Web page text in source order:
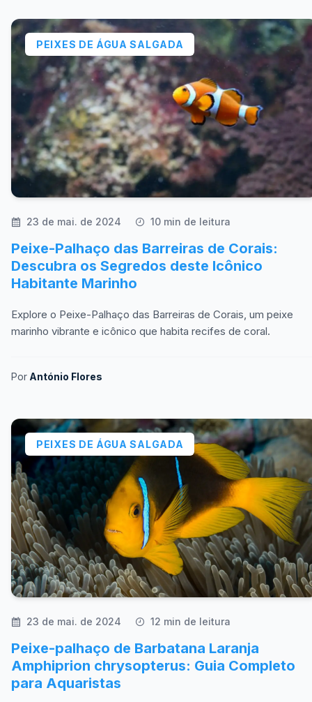
PEIXES DE ÁGUA SALGADA
23 de mai. de 2024 10 min de leitura
Peixe-Palhaço das Barreiras de Corais:
Descubra os Segredos deste Icônico
Habitante Marinho
Explore o Peixe-Palhaço das Barreiras de Corais, um peixe
marinho vibrante e icônico que habita recifes de coral.
Por António Flores
PEIXES DE ÁGUA SALGADA
23 de mai. de 2024 12 min de leitura
Peixe-palhaço de Barbatana Laranja
Amphiprion chrysopterus: Guia Completo
para Aquaristas